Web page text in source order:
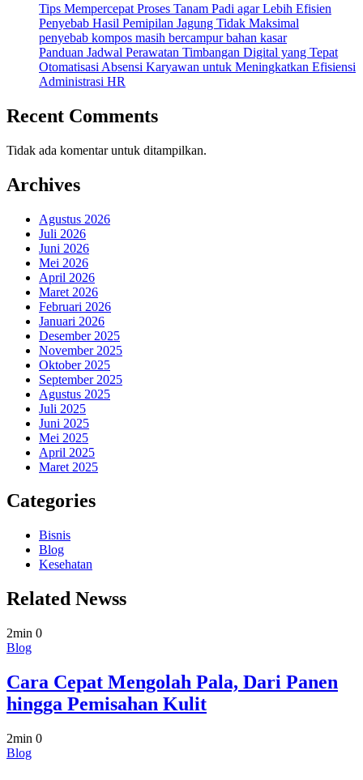
Tips Mempercepat Proses Tanam Padi agar Lebih Efisien
Penyebab Hasil Pemipilan Jagung Tidak Maksimal
penyebab kompos masih bercampur bahan kasar
Panduan Jadwal Perawatan Timbangan Digital yang Tepat
Otomatisasi Absensi Karyawan untuk Meningkatkan Efisiensi
Administrasi HR
Recent Comments
Tidak ada komentar untuk ditampilkan.
Archives
Agustus 2026
Juli 2026
Juni 2026
Mei 2026
April 2026
Maret 2026
Februari 2026
Januari 2026
Desember 2025
November 2025
Oktober 2025
September 2025
Agustus 2025
Juli 2025
Juni 2025
Mei 2025
April 2025
Maret 2025
Categories
Bisnis
Blog
Kesehatan
Related Newss
2min 0
Blog
Cara Cepat Mengolah Pala, Dari Panen
hingga Pemisahan Kulit
2min 0
Blog